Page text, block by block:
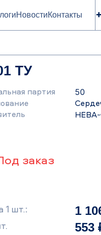
НовостиКонтакты
ТУ
партия
50
заказ
1 шт.: 1
553